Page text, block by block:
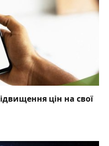
цін на свої